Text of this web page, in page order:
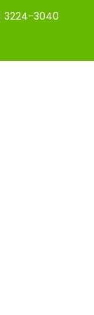
3224-3040